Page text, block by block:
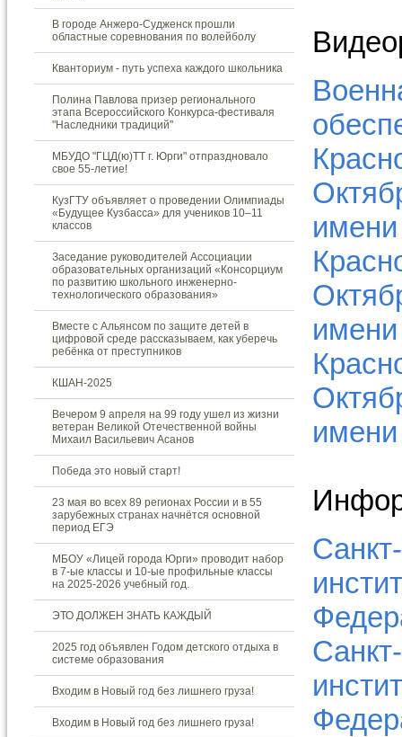
В городе Анжеро-Судженск прошли
областные соревнования по волейболу
Кванториум - путь успеха каждого школьника
Полина Павлова призер регионального
этапа Всероссийского Конкурса-фестиваля
"Наследники традиций"
МБУДО "ГЦД(ю)ТТ г. Юрги" отпраздновало
свое 55-летие!
КузГТУ объявляет о проведении Олимпиады
«Будущее Кузбасса» для учеников 10–11
классов
Заседание руководителей Ассоциации
образовательных организаций «Консорциум
по развитию школьного инженерно-
технологического образования»
Вместе с Альянсом по защите детей в
цифровой среде рассказываем, как уберечь
ребёнка от преступников
КШАН-2025
Вечером 9 апреля на 99 году ушел из жизни
ветеран Великой Отечественной войны
Михаил Васильевич Асанов
Победа это новый старт!
23 мая во всех 89 регионах России и в 55
зарубежных странах начнётся основной
период ЕГЭ
МБОУ «Лицей города Юрги» проводит набор
в 7-ые классы и 10-ые профильные классы
на 2025-2026 учебный год.
ЭТО ДОЛЖЕН ЗНАТЬ КАЖДЫЙ
2025 год объявлен Годом детского отдыха в
системе образования
Входим в Новый год без лишнего груза!
Входим в Новый год без лишнего груза!